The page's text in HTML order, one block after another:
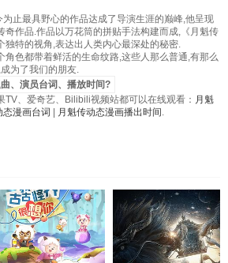
止最具野心的作品达成了导演生涯的巅峰,他呈现
奇作品.作品以万花筒的拼贴手法构建而成,《月魁传
独特的视角,表达出人类内心最深处的秘密.
角色都带着鲜活的生命纹路,这些人那么普通,有那么
为了我们的朋友.
、演员台词、播放时间?
TV、爱奇艺、Bilibili视频站都可以在线观看： 月魁
态漫画台词 月魁传动态漫画播出时间 .